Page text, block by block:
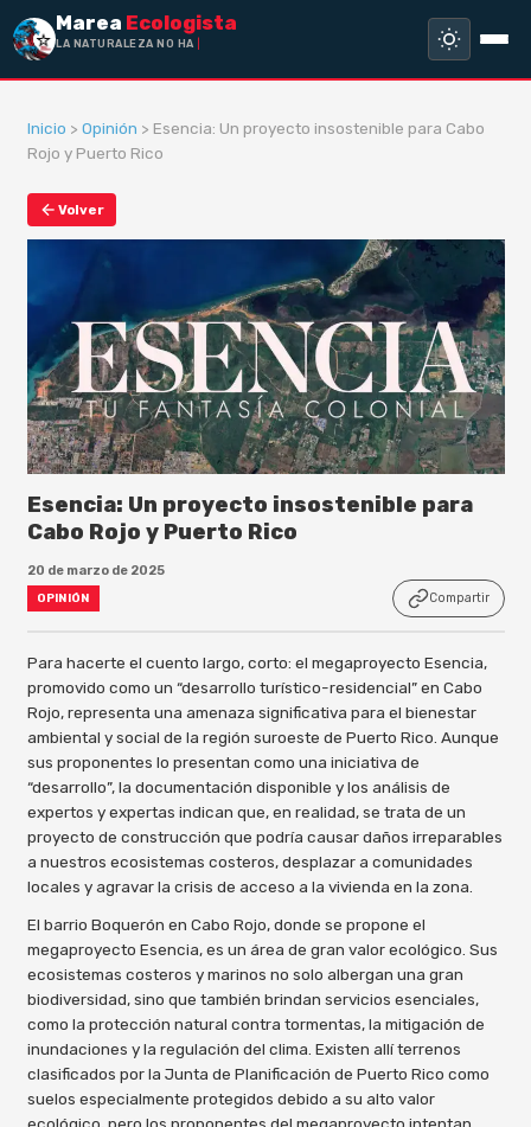
Marea Ecologista
LA NATURALEZA NO HA HECH
Inicio > Opinión > Esencia: Un proyecto insostenible para Cabo
Rojo y Puerto Rico
Volver
Esencia: Un proyecto insostenible para
Cabo Rojo y Puerto Rico
20 de marzo de 2025
OPINIÓN Compartir
Para hacerte el cuento largo, corto: el megaproyecto Esencia,
promovido como un “desarrollo turístico-residencial” en Cabo
Rojo, representa una amenaza significativa para el bienestar
ambiental y social de la región suroeste de Puerto Rico. Aunque
sus proponentes lo presentan como una iniciativa de
“desarrollo”, la documentación disponible y los análisis de
expertos y expertas indican que, en realidad, se trata de un
proyecto de construcción que podría causar daños irreparables
a nuestros ecosistemas costeros, desplazar a comunidades
locales y agravar la crisis de acceso a la vivienda en la zona.
El barrio Boquerón en Cabo Rojo, donde se propone el
megaproyecto Esencia, es un área de gran valor ecológico. Sus
ecosistemas costeros y marinos no solo albergan una gran
biodiversidad, sino que también brindan servicios esenciales,
como la protección natural contra tormentas, la mitigación de
inundaciones y la regulación del clima. Existen allí terrenos
clasificados por la Junta de Planificación de Puerto Rico como
suelos especialmente protegidos debido a su alto valor